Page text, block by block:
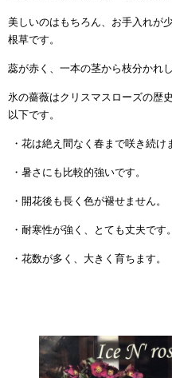
美しいのはもちろん、お手入れが
根草です。
蕊が赤く、一本の茎から枝分かれ
氷の薔薇はクリスマスローズの歴
以下です。
・花は絶え間なく春まで咲き続け
・暑さにも比較的強いです。
・開花後も長く色が褪せません。
・耐寒性が強く、とても丈夫です。
・花数が多く、大きく育ちます。